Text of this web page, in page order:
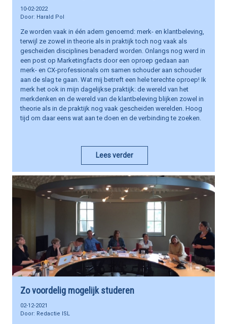
10-02-2022
Harald Pol
Ze worden vaak in één adem genoemd: merk- en klantbeleving,
terwijl ze zowel in theorie als in praktijk toch nog vaak als
gescheiden disciplines benaderd worden. Onlangs nog werd in
een post op Marketingfacts door een oproep gedaan aan
merk- en CX-professionals om samen schouder aan schouder
aan de slag te gaan. Wat mij betreft een hele terechte oproep! Ik
merk het ook in mijn dagelijkse praktijk: de wereld van het
merkdenken en de wereld van de klantbeleving blijken zowel in
theorie als in de praktijk nog vaak gescheiden werelden. Hoog
tijd om daar eens wat aan te doen en de verbinding te zoeken.
Lees verder
Zo voordelig mogelijk studeren
02-12-2021
Redactie ISL